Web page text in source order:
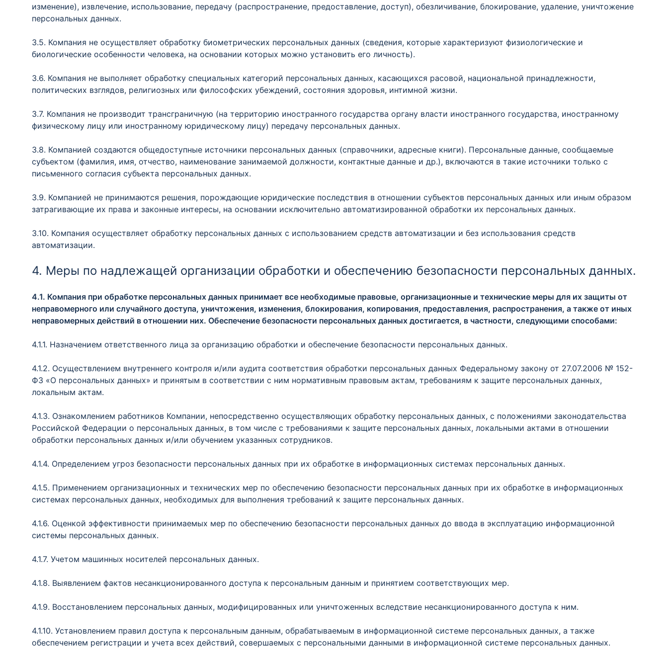
изменение), извлечение, использование, передачу (распространение, предоставление, доступ), обезличивание, блокирование, удаление, уничтожение
персональных данных.
3.5. Компания не осуществляет обработку биометрических персональных данных (сведения, которые характеризуют физиологические и
биологические особенности человека, на основании которых можно установить его личность).
3.6. Компания не выполняет обработку специальных категорий персональных данных, касающихся расовой, национальной принадлежности,
политических взглядов, религиозных или философских убеждений, состояния здоровья, интимной жизни.
3.7. Компания не производит трансграничную (на территорию иностранного государства органу власти иностранного государства, иностранному
физическому лицу или иностранному юридическому лицу) передачу персональных данных.
3.8. Компанией создаются общедоступные источники персональных данных (справочники, адресные книги). Персональные данные, сообщаемые
субъектом (фамилия, имя, отчество, наименование занимаемой должности, контактные данные и др.), включаются в такие источники только с
письменного согласия субъекта персональных данных.
3.9. Компанией не принимаются решения, порождающие юридические последствия в отношении субъектов персональных данных или иным образом
затрагивающие их права и законные интересы, на основании исключительно автоматизированной обработки их персональных данных.
3.10. Компания осуществляет обработку персональных данных с использованием средств автоматизации и без использования средств
автоматизации.
4. Меры по надлежащей организации обработки и обеспечению безопасности персональных данных.
4.1. Компания при обработке персональных данных принимает все необходимые правовые, организационные и технические меры для их защиты от
неправомерного или случайного доступа, уничтожения, изменения, блокирования, копирования, предоставления, распространения, а также от иных
неправомерных действий в отношении них. Обеспечение безопасности персональных данных достигается, в частности, следующими способами:
4.1.1. Назначением ответственного лица за организацию обработки и обеспечение безопасности персональных данных.
4.1.2. Осуществлением внутреннего контроля и/или аудита соответствия обработки персональных данных Федеральному закону от 27.07.2006 № 152-
ФЗ «О персональных данных» и принятым в соответствии с ним нормативным правовым актам, требованиям к защите персональных данных,
локальным актам.
4.1.3. Ознакомлением работников Компании, непосредственно осуществляющих обработку персональных данных, с положениями законодательства
Российской Федерации о персональных данных, в том числе с требованиями к защите персональных данных, локальными актами в отношении
обработки персональных данных и/или обучением указанных сотрудников.
4.1.4. Определением угроз безопасности персональных данных при их обработке в информационных системах персональных данных.
4.1.5. Применением организационных и технических мер по обеспечению безопасности персональных данных при их обработке в информационных
системах персональных данных, необходимых для выполнения требований к защите персональных данных.
4.1.6. Оценкой эффективности принимаемых мер по обеспечению безопасности персональных данных до ввода в эксплуатацию информационной
системы персональных данных.
4.1.7. Учетом машинных носителей персональных данных.
4.1.8. Выявлением фактов несанкционированного доступа к персональным данным и принятием соответствующих мер.
4.1.9. Восстановлением персональных данных, модифицированных или уничтоженных вследствие несанкционированного доступа к ним.
4.1.10. Установлением правил доступа к персональным данным, обрабатываемым в информационной системе персональных данных, а также
обеспечением регистрации и учета всех действий, совершаемых с персональными данными в информационной системе персональных данных.